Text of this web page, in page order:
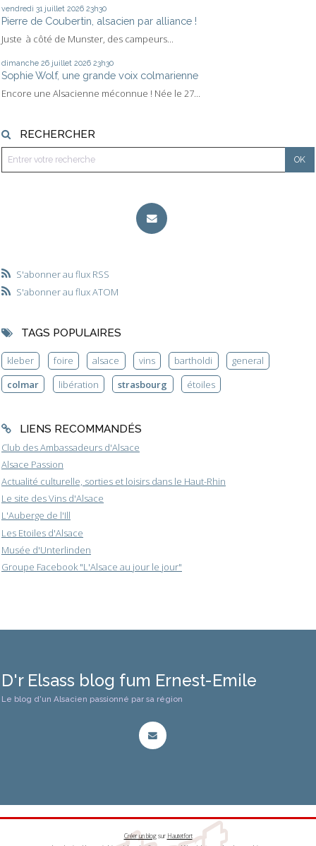
vendredi 31 juillet 2026 23h30
Pierre de Coubertin, alsacien par alliance !
Juste à côté de Munster, des campeurs...
dimanche 26 juillet 2026 23h30
Sophie Wolf, une grande voix colmarienne
Encore une Alsacienne méconnue ! Née le 27...
RECHERCHER
S'abonner au flux RSS
S'abonner au flux ATOM
TAGS POPULAIRES
kleber foire alsace vins bartholdi
general
colmar
libération strasbourg étoiles
LIENS RECOMMANDÉS
Club des Ambassadeurs d'Alsace
Alsace Passion
Actualité culturelle, sorties et loisirs dans le Haut-Rhin
Le site des Vins d'Alsace
L'Auberge de l'Ill
Les Etoiles d'Alsace
Musée d'Unterlinden
Groupe Facebook "L'Alsace au jour le jour"
D'r Elsass blog fum Ernest-Emile
Le blog d'un Alsacien passionné par sa région
Créer un blogsur Hautetfort